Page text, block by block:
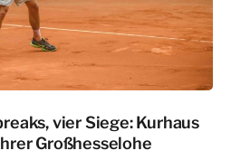
vier Siege: Kurhaus
Großhesselohe